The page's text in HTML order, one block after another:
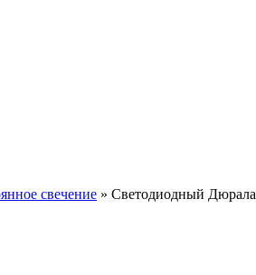
свечение » Светодиодный